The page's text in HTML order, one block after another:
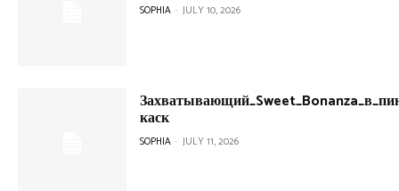
SOPHIA - JULY 10, 2026
каск
SOPHIA - JULY 11, 2026